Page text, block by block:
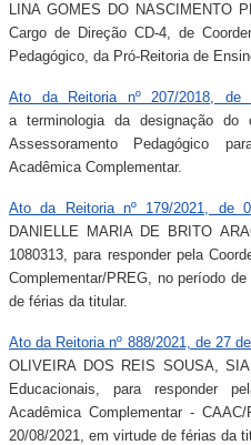
LINA GOMES DO NASCIMENTO
Cargo de Direção CD-4, de
Pedagógico, da Pró-Reitoria de
Ato da Reitoria nº 207/2018,
a terminologia da designação do
Assessoramento Pedagógico
Acadêmica Complementar.
Ato da Reitoria nº 179/2021, de
DANIELLE MARIA DE BRITO
1080313, para responder pela
Complementar/PREG, no período
de férias da titular.
Ato da Reitoria nº 888/2021, de 27
OLIVEIRA DOS REIS SOUSA,
Educacionais, para responder
Acadêmica Complementar -
20/08/2021, em virtude de férias da